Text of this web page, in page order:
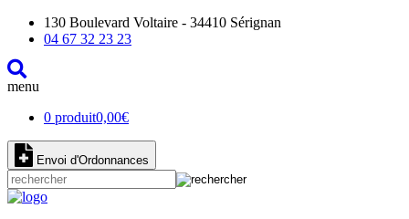
130 Boulevard Voltaire - 34410 Sérignan
04 67 32 23 23
menu
0 produit0,00€
Envoi d'Ordonnances